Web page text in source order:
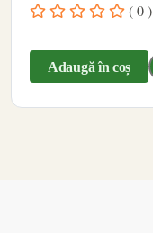
( 0 )
Adaugă în coș